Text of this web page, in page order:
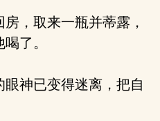
，取来一瓶并蒂露，
了。
神已变得迷离，把自